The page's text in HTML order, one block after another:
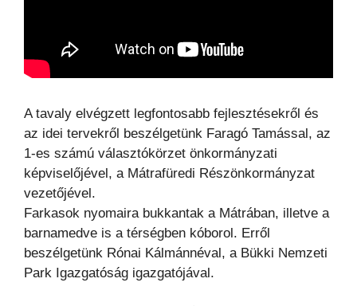
A tavaly elvégzett legfontosabb fejlesztésekről és
az idei tervekről beszélgetünk Faragó Tamással, az
1-es számú választókörzet önkormányzati
képviselőjével, a Mátrafüredi Részönkormányzat
vezetőjével.
Farkasok nyomaira bukkantak a Mátrában, illetve a
barnamedve is a térségben kóborol. Erről
beszélgetünk Rónai Kálmánnéval, a Bükki Nemzeti
Park Igazgatóság igazgatójával.